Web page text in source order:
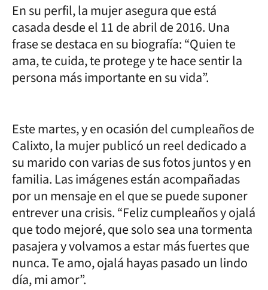
En su perfil, la mujer asegura que está
casada desde el 11 de abril de 2016. Una
frase se destaca en su biografía: “Quien te
ama, te cuida, te protege y te hace sentir la
persona más importante en su vida”.
Este martes, y en ocasión del cumpleaños de
Calixto, la mujer publicó un reel dedicado a
su marido con varias de sus fotos juntos y en
familia. Las imágenes están acompañadas
por un mensaje en el que se puede suponer
entrever una crisis. “Feliz cumpleaños y ojalá
que todo mejoré, que solo sea una tormenta
pasajera y volvamos a estar más fuertes que
nunca. Te amo, ojalá hayas pasado un lindo
día, mi amor”.